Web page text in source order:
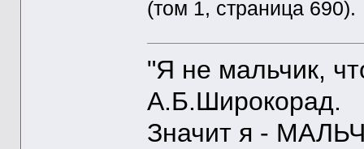
(том 1, страница 690).
"Я не мальчик,
А.Б.Широкорад.
Значит я -